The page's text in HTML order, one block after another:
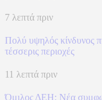
7 λεπτά πριν
Πολύ υψηλός κίνδυνος
τέσσερις περιοχές
11 λεπτά πριν
Όμιλος ΔΕΗ: Νέα